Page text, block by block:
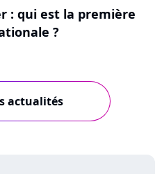
: qui est la première
?
actualités